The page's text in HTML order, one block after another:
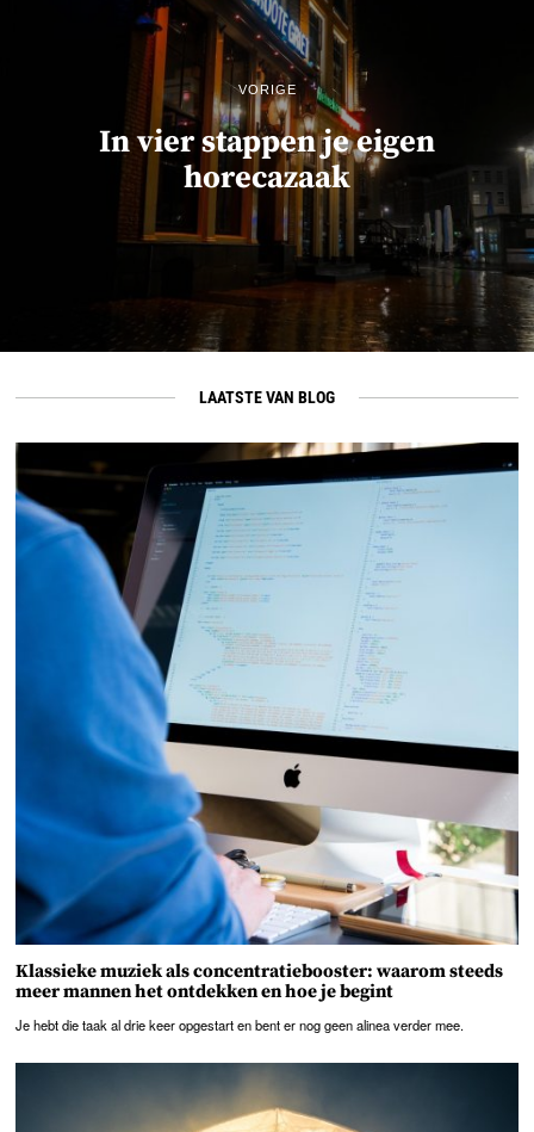
VORIGE
In vier stappen je eigen
horecazaak
LAATSTE VAN BLOG
Klassieke muziek als concentratiebooster: waarom steeds
meer mannen het ontdekken en hoe je begint
Je hebt die taak al drie keer opgestart en bent er nog geen alinea verder mee.